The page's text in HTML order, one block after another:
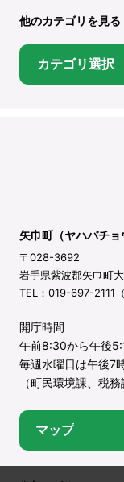
他のカテゴリを見る
カテゴリ選択
矢巾町（ヤハバチョ
〒028-3692
岩手県紫波郡矢巾町
TEL：019-697-2111
開庁時間
午前8:30から午後
毎週水曜日は午後7
（町民環境課、税
マップ